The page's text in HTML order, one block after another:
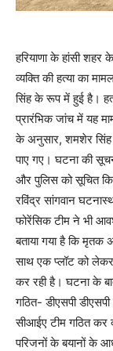
हरियाणा के हांसी
व्यक्ति की हत्या का
सिंह के रूप में हुई है।
प्रारंभिक जांच में यह
के अनुसार, शमशेर सिंह
पाए गए। घटना की
और पुलिस को सूचित
रविंद्र सांगवान
फोरेंसिक टीम ने भी
बताया गया है कि
साथ एक प्लॉट को
कर रही है। घटना के
गठित- डीएसपी
सीआईए टीम गठित कर
परिजनों के बयानों के